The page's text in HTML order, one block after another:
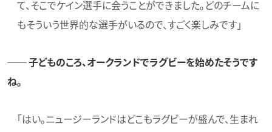
て、そこでケイン選手に会うことができました。どのチームに
もそういう世界的な選手がいるので、すごく楽しみです」
── 子どものころ、オークランドでラグビーを始めたそうです
ね。
「はい。ニュージーランドはどこもラグビーが盛んで、生まれ